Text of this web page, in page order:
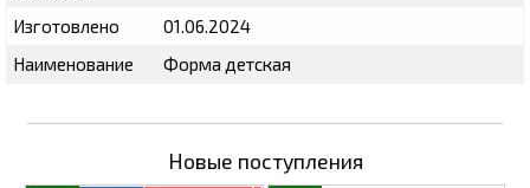
Изготовлено
01.06.2024
Наименование
Форма детская
Новые поступления